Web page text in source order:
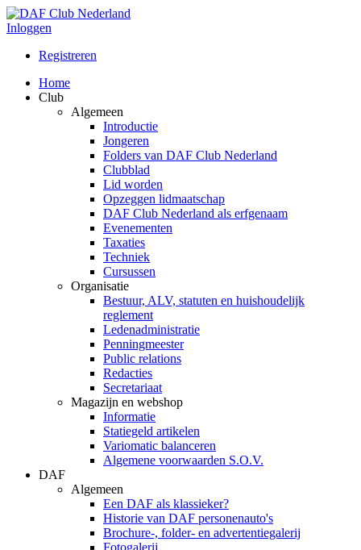
Inloggen
Registreren
Home
Club
Algemeen
Introductie
Jongeren
Folders van DAF Club Nederland
Clubblad
Lid worden
Opzeggen lidmaatschap
DAF Club Nederland als erfgenaam
Evenementen
Taxaties
Techniek
Cursussen
Organisatie
Bestuur, ALV, statuten en huishoudelijk
reglement
Ledenadministratie
Penningmeester
Public relations
Redacties
Secretariaat
Magazijn en webshop
Informatie
Statiegeld artikelen
Variomatic balanceren
Algemene voorwaarden S.O.V.
DAF
Algemeen
Een DAF als klassieker?
Historie van DAF personenauto's
Brochure-, folder- en advertentiegalerij
Fotogalerij